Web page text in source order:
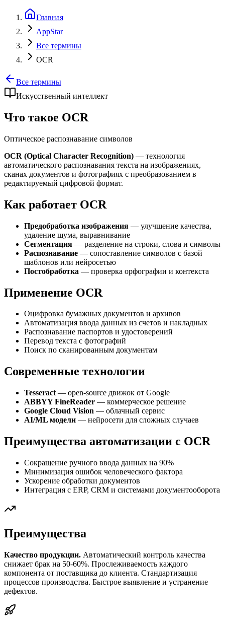
Главная
AppStar
Все термины
OCR
Все термины
Искусственный интеллект
Что такое OCR
Оптическое распознавание символов
OCR (Optical Character Recognition) — технология
автоматического распознавания текста на изображениях,
сканах документов и фотографиях с преобразованием в
редактируемый цифровой формат.
Как работает OCR
Предобработка изображения — улучшение качества,
удаление шума, выравнивание
Сегментация — разделение на строки, слова и символы
Распознавание — сопоставление символов с базой
шаблонов или нейросетью
Постобработка — проверка орфографии и контекста
Применение OCR
Оцифровка бумажных документов и архивов
Автоматизация ввода данных из счетов и накладных
Распознавание паспортов и удостоверений
Перевод текста с фотографий
Поиск по сканированным документам
Современные технологии
Tesseract — open-source движок от Google
ABBYY FineReader — коммерческое решение
Google Cloud Vision — облачный сервис
AI/ML модели — нейросети для сложных случаев
Преимущества автоматизации с OCR
Сокращение ручного ввода данных на 90%
Минимизация ошибок человеческого фактора
Ускорение обработки документов
Интеграция с ERP, CRM и системами документооборота
Преимущества
Качество продукции. Автоматический контроль качества
снижает брак на 50-60%. Прослеживаемость каждого
компонента от поставщика до клиента. Стандартизация
процессов производства. Быстрое выявление и устранение
дефектов.